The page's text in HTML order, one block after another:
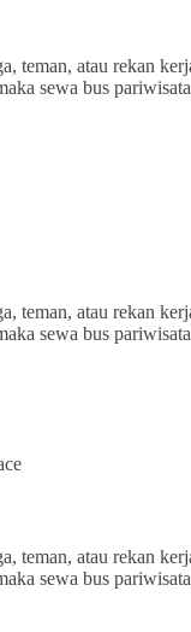
teman, atau rekan
sewa bus
teman, atau rekan
sewa bus
teman, atau rekan
sewa bus